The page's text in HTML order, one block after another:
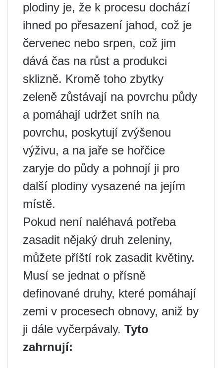
plodiny je, že k procesu dochází
ihned po přesazení jahod, což je
červenec nebo srpen, což jim
dává čas na růst a produkci
sklizně. Kromě toho zbytky
zeleně zůstávají na povrchu půdy
a pomáhají udržet sníh na
povrchu, poskytují zvýšenou
výživu, a na jaře se hořčice
zaryje do půdy a pohnojí ji pro
další plodiny vysazené na jejím
místě.
Pokud není naléhavá potřeba
zasadit nějaký druh zeleniny,
můžete příští rok zasadit květiny.
Musí se jednat o přísně
definované druhy, které pomáhají
zemi v procesech obnovy, aniž by
ji dále vyčerpávaly. Tyto
zahrnují: